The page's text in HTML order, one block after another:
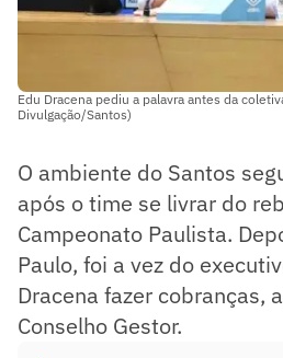
Edu Dracena pediu a palavra antes da
Divulgação/Santos)
O ambiente do Santos
após o time se livrar do
Campeonato Paulista.
Paulo, foi a vez do
Dracena fazer cobranças,
Conselho Gestor.